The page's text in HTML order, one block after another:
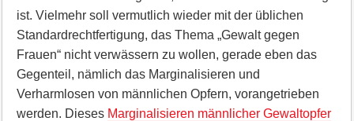
ist. Vielmehr soll vermutlich wieder mit der üblichen
Standardrechtfertigung, das Thema „Gewalt gegen
Frauen“ nicht verwässern zu wollen, gerade eben das
Gegenteil, nämlich das Marginalisieren und
Verharmlosen von männlichen Opfern, vorangetrieben
werden. Dieses Marginalisieren männlicher Gewaltopfer